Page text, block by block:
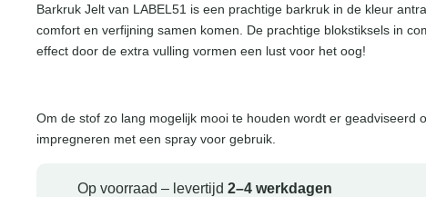
Barkruk Jelt van LABEL51 is een prachtige barkruk in de kleur
comfort en verfijning samen komen. De prachtige blokstiksels in
effect door de extra vulling vormen een lust voor het oog!
Om de stof zo lang mogelijk mooi te houden wordt er geadviseerd
impregneren met een spray voor gebruik.
Op voorraad – levertijd 2–4 werkdagen